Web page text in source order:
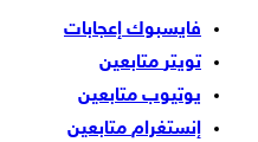
فايسبوك إعجابات
تويتر متابعين
يوتيوب متابعين
إنستغرام متابعين